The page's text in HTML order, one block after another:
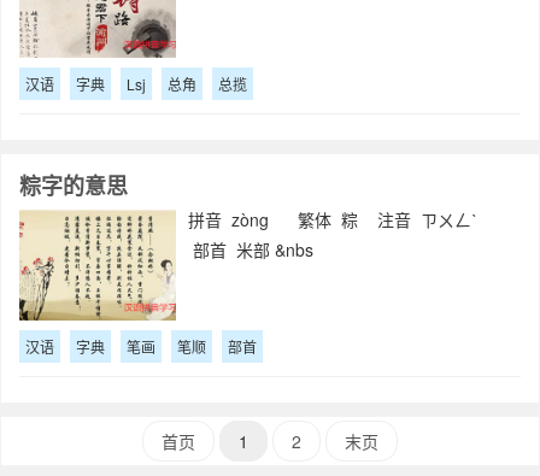
汉语 字典 Lsj 总角 总揽
粽字的意思
拼音 zòng 繁体 粽 注音 ㄗㄨㄥˋ
部首 米部 &nbs
汉语 字典 笔画 笔顺 部首
首页 1 2 末页